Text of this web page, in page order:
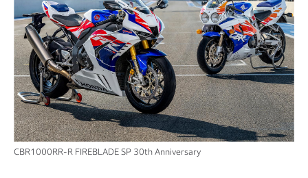
CBR1000RR-R FIREBLADE SP 30th Anniversary